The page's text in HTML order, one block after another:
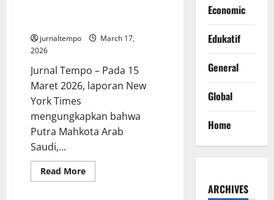
jurnaltempo
March 17,
2026
Jurnal Tempo – Pada 15
Maret 2026, laporan New
York Times
mengungkapkan bahwa
Putra Mahkota Arab
Saudi,...
Read MoreRead
more
Economic
Edukatif
General
Global
Home
ARCHIVES